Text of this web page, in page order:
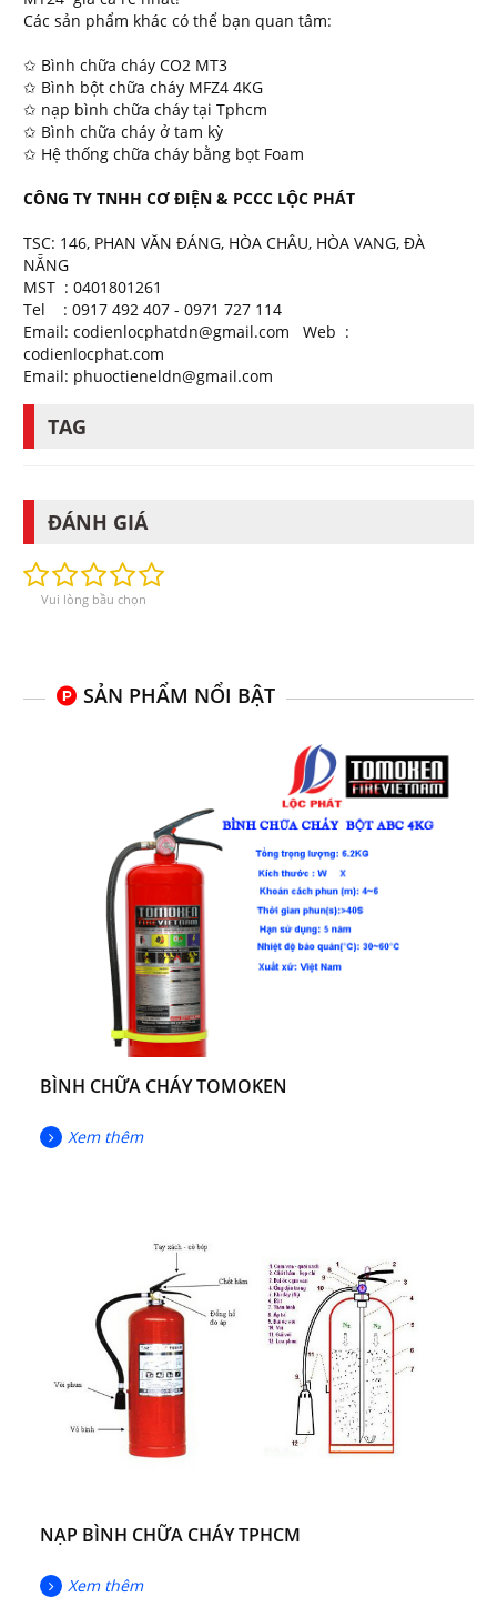
Các sản phẩm khác có thể bạn quan tâm:
✩ Bình chữa cháy CO2 MT3
✩ Bình bột chữa cháy MFZ4 4KG
✩ nạp bình chữa cháy tại Tphcm
✩ Bình chữa cháy ở tam kỳ
✩ Hệ thống chữa cháy bằng bọt Foam
CÔNG TY TNHH CƠ ĐIỆN & PCCC LỘC PHÁT
TSC: 146, PHAN VĂN ĐÁNG, HÒA CHÂU, HÒA VANG, ĐÀ
NẴNG
MST : 0401801261
Tel : 0917 492 407 - 0971 727 114
Email: codienlocphatdn@gmail.com Web :
codienlocphat.com
Email: phuoctieneldn@gmail.com
TAG
ĐÁNH GIÁ
Vui lòng bầu chọn
SẢN PHẨM NỔI BẬT
BÌNH CHỮA CHÁY TOMOKEN
Xem thêm
NẠP BÌNH CHỮA CHÁY TPHCM
Xem thêm